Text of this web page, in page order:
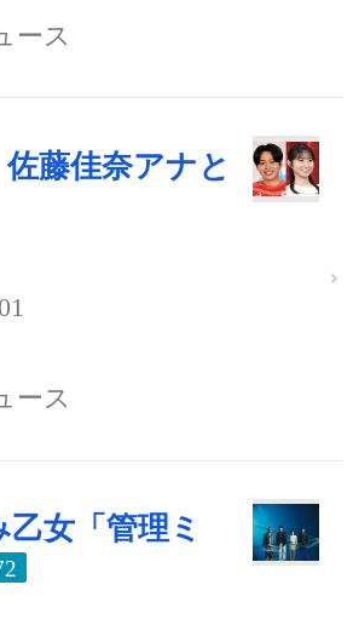
ース
藤佳奈アナと
ース
女「管理ミ